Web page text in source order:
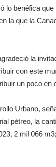
lo benéfica
la que la
la
con este
un poco en
Urbano,
pétreo, la
2 mil 066